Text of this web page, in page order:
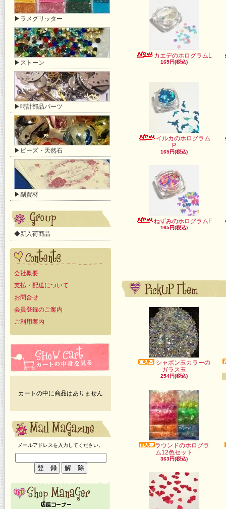
▶ラメグリッター
▶ストーン
▶時計部品パーツ
▶ビーズ・天然石
▶副資材
◆新入荷商品
会社概要
支払・配送について
お問合せ
会員登録のご案内
ご利用案内
カートの中に商品はありません
メールアドレスを入力してください。
カエデのホログラムL
165円(税込)
イルカのホログラム
P
165円(税込)
ねずみのホログラムF
165円(税込)
シャボン玉カラーの
ガラス玉
254円(税込)
ラウンドのホログラ
ム12色セット
363円(税込)